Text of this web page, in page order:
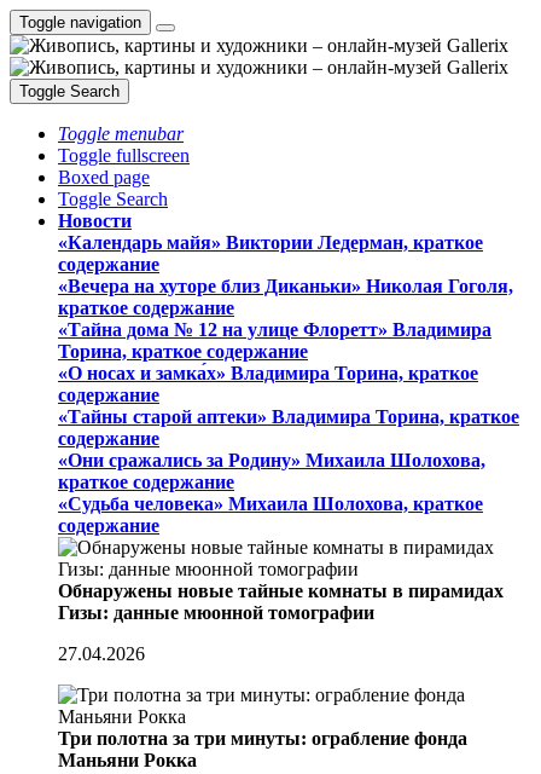
Toggle navigation
Toggle Search
Toggle menubar
Toggle fullscreen
Boxed page
Toggle Search
Новости
«Календарь майя» Виктории Ледерман, краткое
содержание
«Вечера на хуторе близ Диканьки» Николая Гоголя,
краткое содержание
«Тайна дома № 12 на улице Флоретт» Владимира
Торина, краткое содержание
«О носах и замка́х» Владимира Торина, краткое
содержание
«Тайны старой аптеки» Владимира Торина, краткое
содержание
«Они сражались за Родину» Михаила Шолохова,
краткое содержание
«Судьба человека» Михаила Шолохова, краткое
содержание
Обнаружены новые тайные комнаты в пирамидах
Гизы: данные мюонной томографии
27.04.2026
Три полотна за три минуты: ограбление фонда
Маньяни Рокка